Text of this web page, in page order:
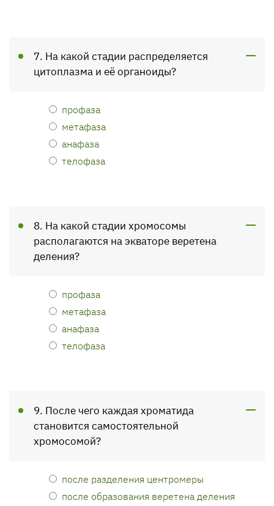
7. На какой стадии распределяется
цитоплазма и её органоиды?
профаза
метафаза
анафаза
телофаза
8. На какой стадии хромосомы
располагаются на экваторе веретена
деления?
профаза
метафаза
анафаза
телофаза
9. После чего каждая хроматида
становится самостоятельной
хромосомой?
после разделения центромеры
после образования веретена деления